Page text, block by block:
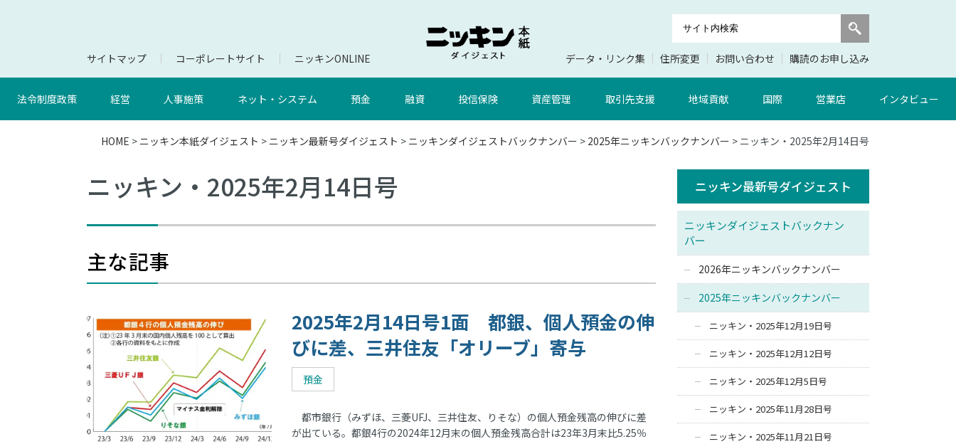
サイトマップ コーポレートサイト ニッキンONLINE データ・リンク集 住所変更 お問い合わせ 購読のお申し込み
法令制度政策 経営 人事施策 ネット・システム 預金 融資 投信保険 資産管理 取引先支援 地域貢献 国際 営業店 インタビュー
HOME > ニッキン本紙ダイジェスト > ニッキン最新号ダイジェスト > ニッキンダイジェストバックナンバー > 2025年ニッキンバックナンバー > ニッキン・2025年2月14日号
ニッキン・2025年2月14日号
主な記事
2025年2月14日号1面 都銀、個人預金の伸
びに差、三井住友「オリーブ」寄与
預金
都市銀行（みずほ、三菱UFJ、三井住友、りそな）の個人預金残高の伸びに差
が出ている。都銀4行の2024年12月末の個人預金残高合計は23年3月末比5.25％
ニッキン最新号ダイジェスト
ニッキンダイジェストバックナン
バー
2026年ニッキンバックナンバー
2025年ニッキンバックナンバー
ニッキン・2025年12月19日号
ニッキン・2025年12月12日号
ニッキン・2025年12月5日号
ニッキン・2025年11月28日号
ニッキン・2025年11月21日号